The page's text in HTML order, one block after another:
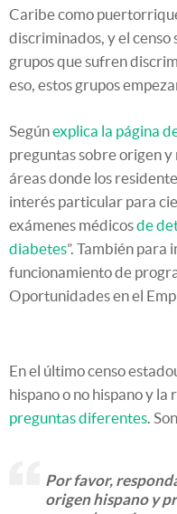
Caribe como
discriminados, y el
grupos que sufren
eso, estos grupos
Segúnexplica la página
preguntas sobre origen
áreas donde los
interés particular para
exámenes médicosde
diabetes”. También
funcionamiento de
Oportunidades en el
En el último censo
hispano o no hispano y
preguntas diferentes .
Por favor,
origen hispano y